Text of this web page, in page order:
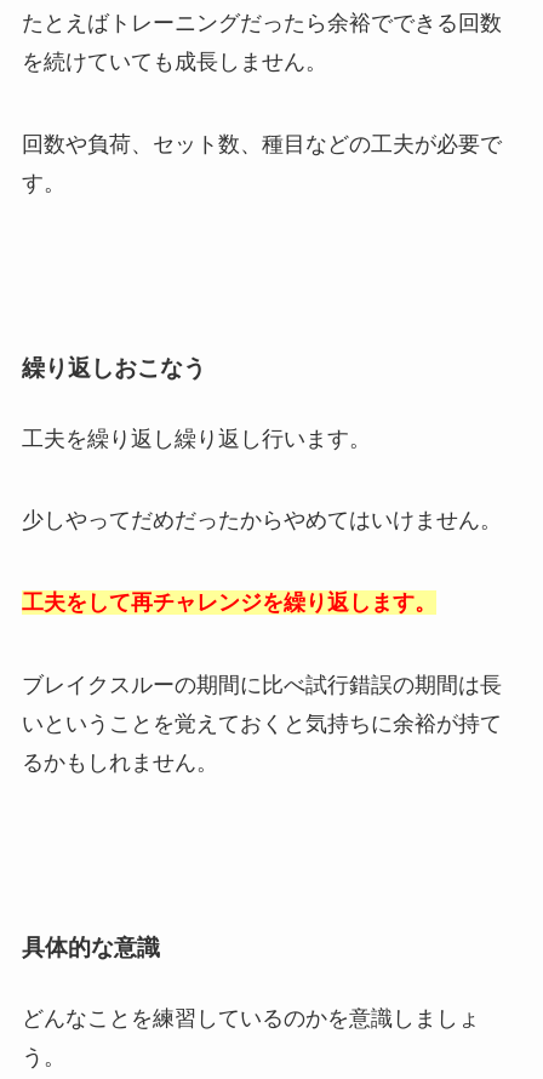
たとえばトレーニングだったら余裕でできる回数
を続けていても成長しません。
回数や負荷、セット数、種目などの工夫が必要で
す。
繰り返しおこなう
工夫を繰り返し繰り返し行います。
少しやってだめだったからやめてはいけません。
工夫をして再チャレンジを繰り返します。
ブレイクスルーの期間に比べ試行錯誤の期間は長
いということを覚えておくと気持ちに余裕が持て
るかもしれません。
具体的な意識
どんなことを練習しているのかを意識しましょ
う。